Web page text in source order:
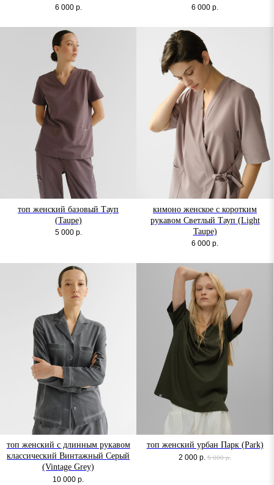
6 000 р. 6 000 р.
топ женский базовый Тауп
(Taupe)
5 000 р.
кимоно женское с коротким
рукавом Светлый Тауп (Light
Taupe)
6 000 р.
топ женский с длинным рукавом
классический Винтажный Серый
(Vintage Grey)
10 000 р.
топ женский урбан Парк (Park)
2 000 р. 5 000 р.